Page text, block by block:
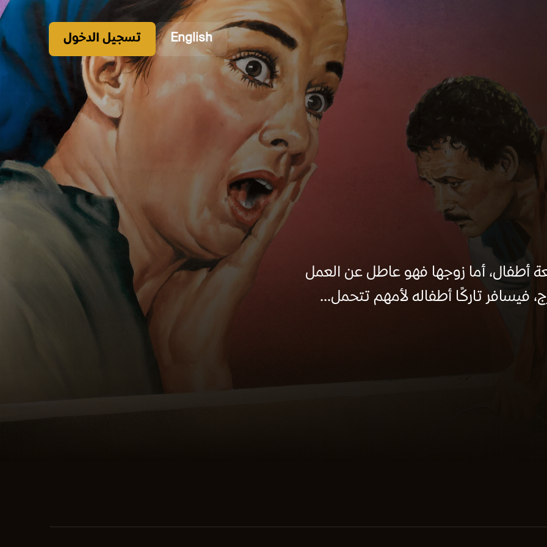
English تسجيل الدخول
أطفال، أما زوجها فهو عاطل عن العمل
تاركًا أطفاله لأمهم تتحمل...